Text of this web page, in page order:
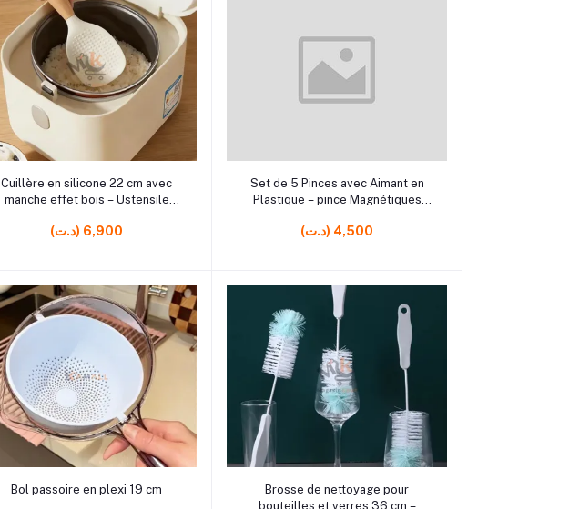
Ajouter au panier
Cuillère en silicone 22 cm avec
manche effet bois – Ustensile
(د.ت) 6,900
Ajouter au panier
Set de 5 Pinces avec Aimant en
Plastique – pince Magnétiques
Bureau
(د.ت) 4,500
Ajouter au panier
Bol passoire en plexi 19 cm Ajouter au panier
Brosse de nettoyage pour
bouteilles et verres 36 cm –